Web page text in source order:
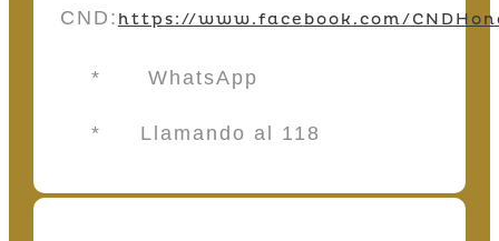
CND: https://www.facebook.com/
* WhatsApp
* Llamando al 118